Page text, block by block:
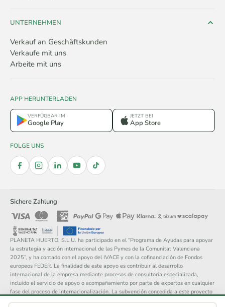
UNTERNEHMEN
Verkauf an Geschäftskunden
Verkaufe mit uns
Arbeite mit uns
APP HERUNTERLADEN
VERFÜGBAR IM
Google Play
JETZT BEI
App Store
FOLGE UNS
Sichere Zahlung
PLANETA HUERTO, S.L.U. ha participado en el “Programa de Ayudas para apoyar
la estrategia y acción internacional de las Pymes de la Comunitat Valenciana
2025”, y ha contado con el apoyo del IVACE y con la cofinanciación de Fondos
europeos FEDER. La finalidad de este apoyo es contribuir al desarrollo
internacional de la empresa mediante procesos de consultoría especializada,
incluido el servicio de apoyo o acompañamiento por parte de expertos en cualquier
fase del proceso de internacionalización. La subvención concedida a este proyecto
asciende a 14.148 €.